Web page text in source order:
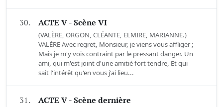
30. ACTE V - Scène VI
(VALÈRE, ORGON, CLÉANTE, ELMIRE, MARIANNE.)
VALÈRE Avec regret, Monsieur, je viens vous affliger ;
Mais je m'y vois contraint par le pressant danger. Un
ami, qui m'est joint d'une amitié fort tendre, Et qui
sait l'intérêt qu'en vous j'ai lieu...
31. ACTE V - Scène dernière